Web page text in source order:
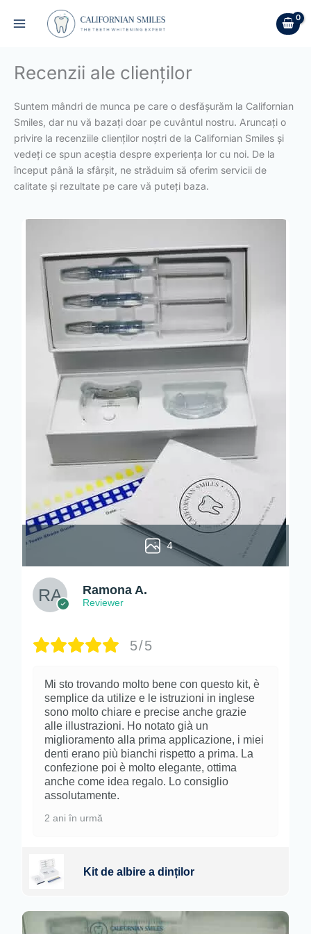
Recenzii ale clienților
Suntem mândri de munca pe care o desfășurăm la Californian
Smiles, dar nu vă bazați doar pe cuvântul nostru. Aruncați o
privire la recenziile clienților noștri de la Californian Smiles și
vedeți ce spun aceștia despre experiența lor cu noi. De la
început până la sfârșit, ne străduim să oferim servicii de
calitate și rezultate pe care vă puteți baza.
4
Ramona A.
Reviewer
5/5
Mi sto trovando molto bene con questo kit, è
semplice da utilize e le istruzioni in inglese
sono molto chiare e precise anche grazie
alle illustrazioni. Ho notato già un
miglioramento alla prima applicazione, i miei
denti erano più bianchi rispetto a prima. La
confezione poi è molto elegante, ottima
anche come idea regalo. Lo consiglio
assolutamente.
2 ani în urmă
Kit de albire a dinților